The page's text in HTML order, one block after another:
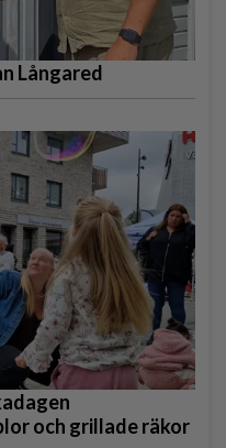
Långared
och grillade räkor